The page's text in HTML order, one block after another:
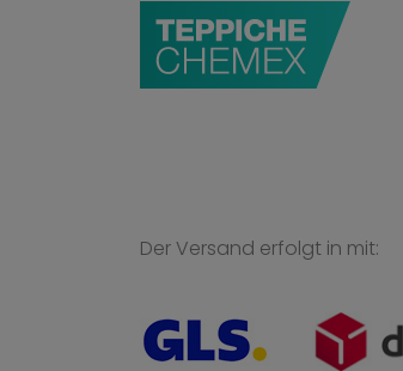
Der Versand erfolgt in mit: